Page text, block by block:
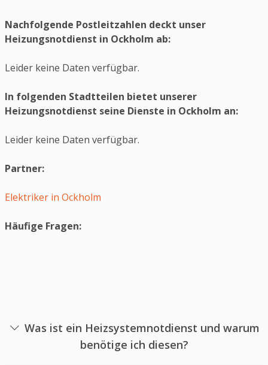
Nachfolgende Postleitzahlen deckt unser
Heizungsnotdienst in Ockholm ab:
Leider keine Daten verfügbar.
In folgenden Stadtteilen bietet unserer
Heizungsnotdienst seine Dienste in Ockholm an:
Leider keine Daten verfügbar.
Partner:
Elektriker in Ockholm
Häufige Fragen:
Was ist ein Heizsystemnotdienst und warum
benötige ich diesen?